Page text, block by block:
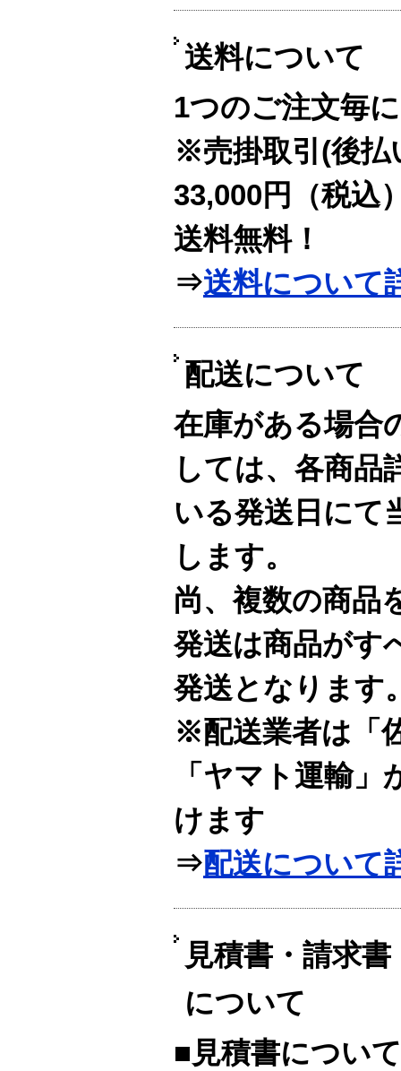
送料について
1つのご注文毎に
※売掛取引(後払
33,000円（税込
送料無料！
⇒送料について
配送について
在庫がある場合
しては、各商品
いる発送日にて
します。
尚、複数の商品
発送は商品がす
発送となります
※配送業者は「
「ヤマト運輸
けます
⇒配送について
見積書・請求
について
■見積書について